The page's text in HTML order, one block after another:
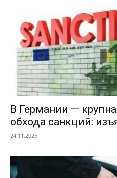
В Германии —
обхода санкций:
24.11.2025